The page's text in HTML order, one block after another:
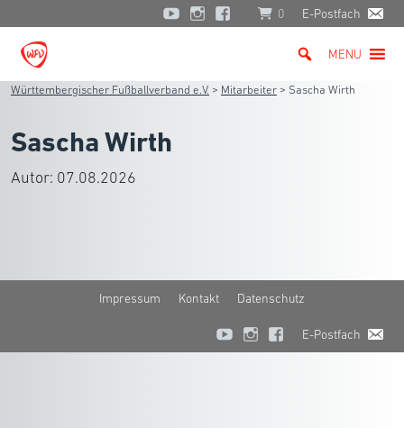
0 E-Postfach
MENU
Württembergischer Fußballverband e.V. > Mitarbeiter > Sascha Wirth
Sascha Wirth
Autor: 07.08.2026
Impressum Kontakt Datenschutz
E-Postfach